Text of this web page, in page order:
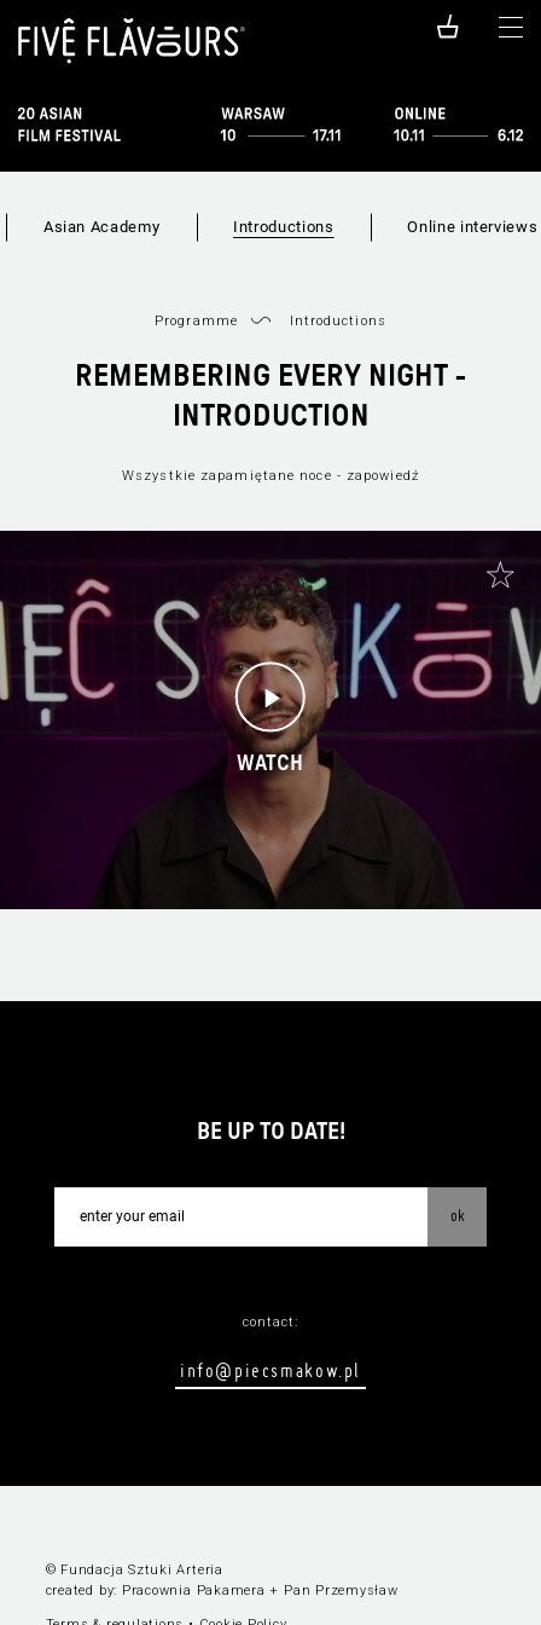
Asian Academy Introductions Online interviews
Programme Introductions
REMEMBERING EVERY NIGHT -
INTRODUCTION
Wszystkie zapamiętane noce - zapowiedź
WATCH
BE UP TO DATE!
ok
contact:
info@piecsmakow.pl
© Fundacja Sztuki Arteria
created by: Pracownia Pakamera + Pan Przemysław